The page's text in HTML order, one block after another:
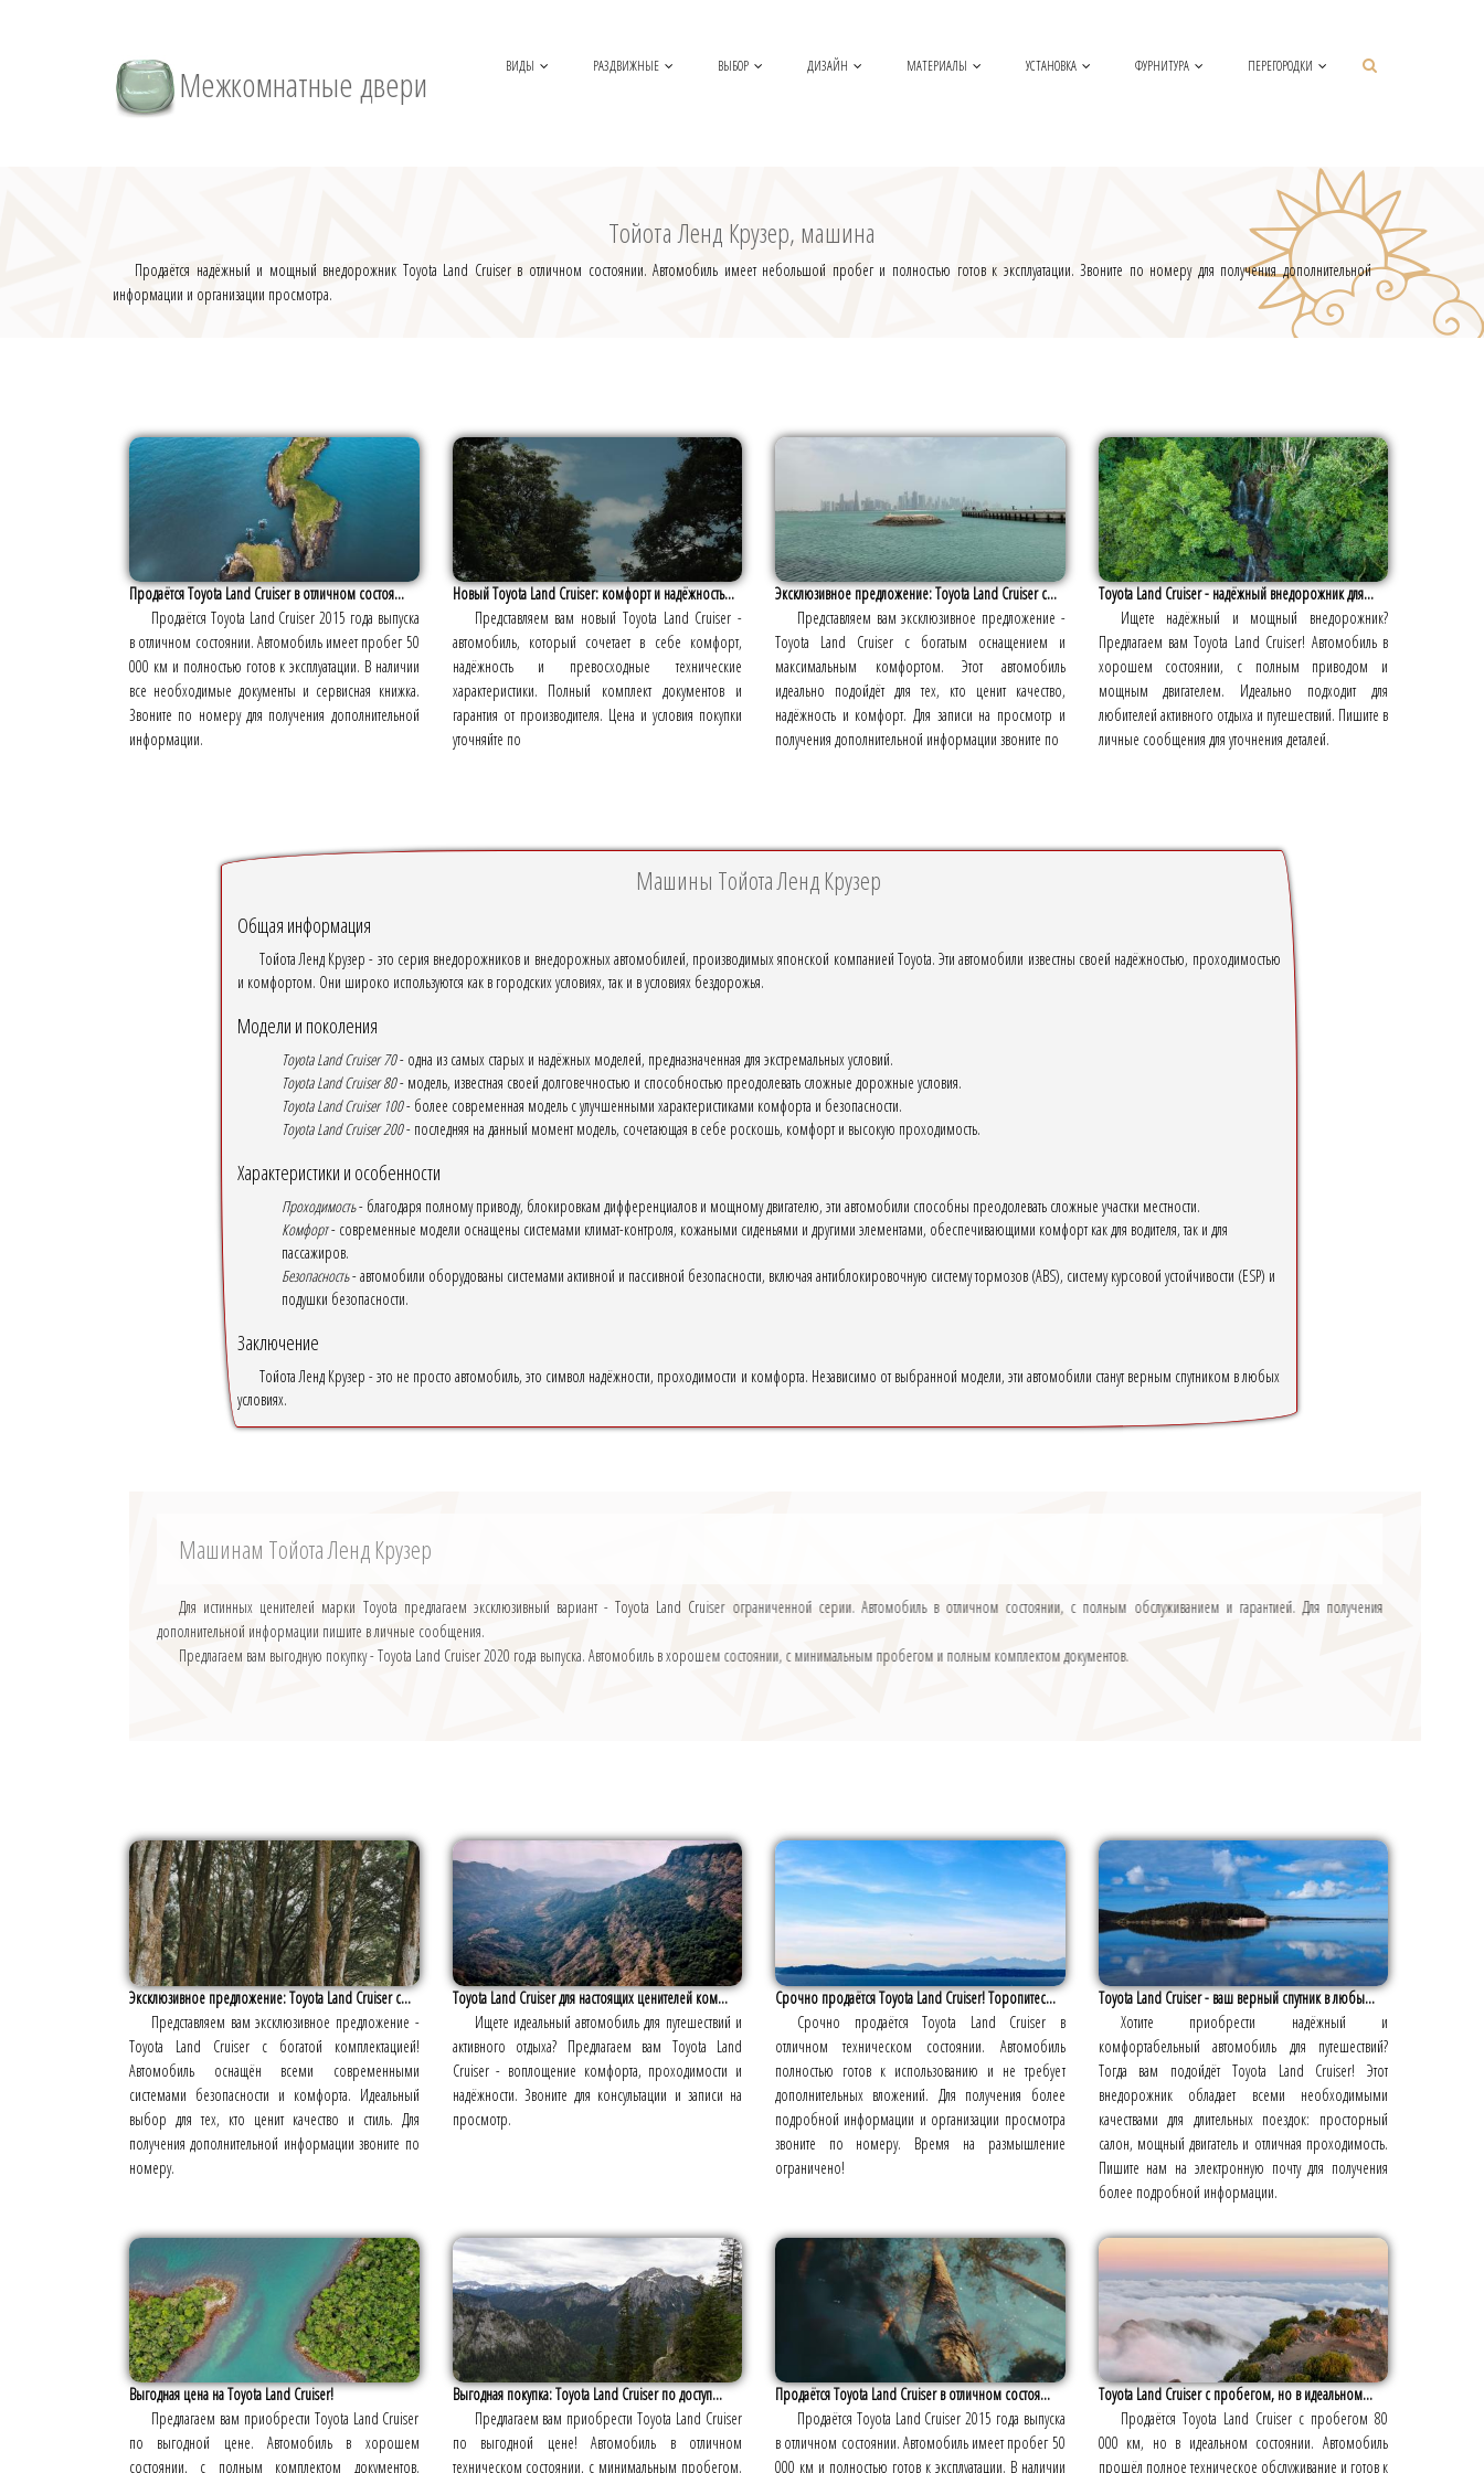
Межкомнатные двери ВИДЫ РАЗДВИЖНЫЕ ВЫБОР ДИЗАЙН МАТЕРИАЛЫ УСТАНОВКА ФУРНИТУРА ПЕРЕГОРОДКИ
Тойота Ленд Крузер, машина
Продаётся надёжный и мощный внедорожник Toyota Land Cruiser в отличном состоянии. Автомобиль имеет небольшой пробег и полностью готов к эксплуатации. Звоните по номеру для получения дополнительной
информации и организации просмотра.
Продаётся Toyota Land Cruiser в отличном состоя...
Продаётся Toyota Land Cruiser 2015 года выпуска
в отличном состоянии. Автомобиль имеет пробег 50
000 км и полностью готов к эксплуатации. В наличии
все необходимые документы и сервисная книжка.
Звоните по номеру для получения дополнительной
информации.
Новый Toyota Land Cruiser: комфорт и надёжность...
Представляем вам новый Toyota Land Cruiser -
автомобиль, который сочетает в себе комфорт,
надёжность и превосходные технические
характеристики. Полный комплект документов и
гарантия от производителя. Цена и условия покупки
уточняйте по
Эксклюзивное предложение: Toyota Land Cruiser с...
Представляем вам эксклюзивное предложение -
Toyota Land Cruiser с богатым оснащением и
максимальным комфортом. Этот автомобиль
идеально подойдёт для тех, кто ценит качество,
надёжность и комфорт. Для записи на просмотр и
получения дополнительной информации звоните по
Toyota Land Cruiser - надёжный внедорожник для...
Ищете надёжный и мощный внедорожник?
Предлагаем вам Toyota Land Cruiser! Автомобиль в
хорошем состоянии, с полным приводом и
мощным двигателем. Идеально подходит для
любителей активного отдыха и путешествий. Пишите в
личные сообщения для уточнения деталей.
Машины Тойота Ленд Крузер
Общая информация
Тойота Ленд Крузер - это серия внедорожников и внедорожных автомобилей, производимых японской компанией Toyota. Эти автомобили известны своей надёжностью, проходимостью
и комфортом. Они широко используются как в городских условиях, так и в условиях бездорожья.
Модели и поколения
Toyota Land Cruiser 70- одна из самых старых и надёжных моделей, предназначенная для экстремальных условий.
Toyota Land Cruiser 80- модель, известная своей долговечностью и способностью преодолевать сложные дорожные условия.
Toyota Land Cruiser 100- более современная модель с улучшенными характеристиками комфорта и безопасности.
Toyota Land Cruiser 200- последняя на данный момент модель, сочетающая в себе роскошь, комфорт и высокую проходимость.
Характеристики и особенности
Проходимость- благодаря полному приводу, блокировкам дифференциалов и мощному двигателю, эти автомобили способны преодолевать сложные участки местности.
Комфорт- современные модели оснащены системами климат-контроля, кожаными сиденьями и другими элементами, обеспечивающими комфорт как для водителя, так и для
пассажиров.
Безопасность- автомобили оборудованы системами активной и пассивной безопасности, включая антиблокировочную систему тормозов (ABS), систему курсовой устойчивости (ESP) и
подушки безопасности.
Заключение
Тойота Ленд Крузер - это не просто автомобиль, это символ надёжности, проходимости и комфорта. Независимо от выбранной модели, эти автомобили станут верным спутником в любых
условиях.
Машинам Тойота Ленд Крузер
Для истинных ценителей марки Toyota предлагаем эксклюзивный вариант - Toyota Land Cruiser ограниченной серии. Автомобиль в отличном состоянии, с полным обслуживанием и гарантией. Для получения
дополнительной информации пишите в личные сообщения.
Предлагаем вам выгодную покупку - Toyota Land Cruiser 2020 года выпуска. Автомобиль в хорошем состоянии, с минимальным пробегом и полным комплектом документов.
Эксклюзивное предложение: Toyota Land Cruiser с...
Представляем вам эксклюзивное предложение -
Toyota Land Cruiser с богатой комплектацией!
Автомобиль оснащён всеми современными
системами безопасности и комфорта. Идеальный
выбор для тех, кто ценит качество и стиль. Для
получения дополнительной информации звоните по
номеру.
Toyota Land Cruiser для настоящих ценителей ком...
Ищете идеальный автомобиль для путешествий и
активного отдыха? Предлагаем вам Toyota Land
Cruiser - воплощение комфорта, проходимости и
надёжности. Звоните для консультации и записи на
просмотр.
Срочно продаётся Toyota Land Cruiser! Торопитес...
Срочно продаётся Toyota Land Cruiser в
отличном техническом состоянии. Автомобиль
полностью готов к использованию и не требует
дополнительных вложений. Для получения более
подробной информации и организации просмотра
звоните по номеру. Время на размышление
ограничено!
Toyota Land Cruiser - ваш верный спутник в любы...
Хотите приобрести надёжный и
комфортабельный автомобиль для путешествий?
Тогда вам подойдёт Toyota Land Cruiser! Этот
внедорожник обладает всеми необходимыми
качествами для длительных поездок: просторный
салон, мощный двигатель и отличная проходимость.
Пишите нам на электронную почту для получения
более подробной информации.
Выгодная цена на Toyota Land Cruiser!
Предлагаем вам приобрести Toyota Land Cruiser
по выгодной цене. Автомобиль в хорошем
состоянии, с полным комплектом документов.
Выгодная покупка: Toyota Land Cruiser по доступ...
Предлагаем вам приобрести Toyota Land Cruiser
по выгодной цене! Автомобиль в отличном
техническом состоянии, с минимальным пробегом.
Продаётся Toyota Land Cruiser в отличном состоя...
Продаётся Toyota Land Cruiser 2015 года выпуска
в отличном состоянии. Автомобиль имеет пробег 50
000 км и полностью готов к эксплуатации. В наличии
Toyota Land Cruiser с пробегом, но в идеальном...
Продаётся Toyota Land Cruiser с пробегом 80
000 км, но в идеальном состоянии. Автомобиль
прошёл полное техническое обслуживание и готов к